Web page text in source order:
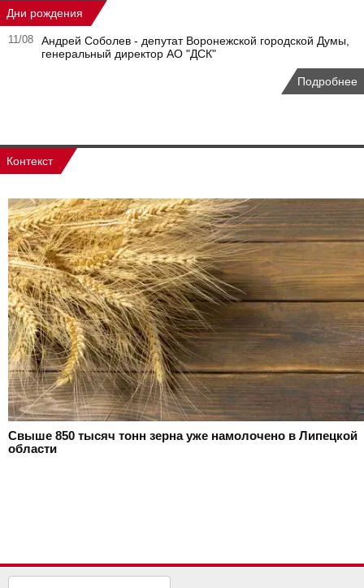
Дни рождения
11/08
Андрей Соболев - депутат Воронежской городской Думы,
генеральный директор АО "ДСК"
Подробнее
Контекст
Свыше 850 тысяч тонн зерна уже намолочено в Липецкой
области